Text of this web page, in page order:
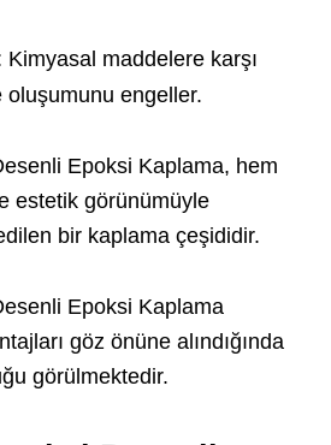
maddelere karşı
oluşumunu engeller.
Epoksi Kaplama, hem
estetik görünümüyle
bir kaplama çeşididir.
Epoksi Kaplama
göz önüne alındığında
görülmektedir.